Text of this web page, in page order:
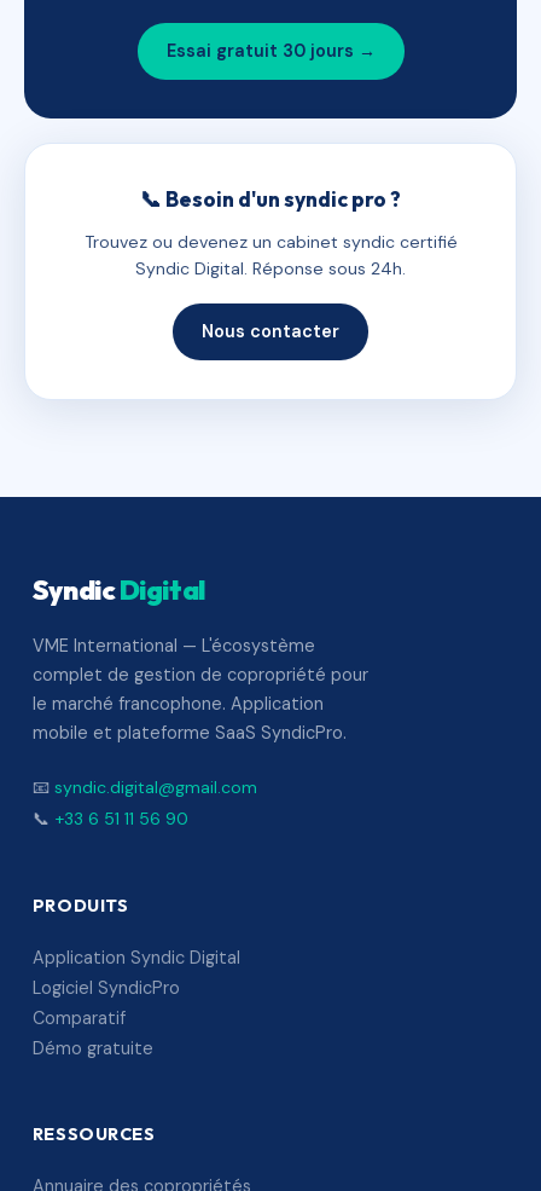
Essai gratuit 30 jours →
📞 Besoin d'un syndic pro ?
Trouvez ou devenez un cabinet syndic certifié
Syndic Digital. Réponse sous 24h.
Nous contacter
SyndicDigital
VME International — L'écosystème
complet de gestion de copropriété pour
le marché francophone. Application
mobile et plateforme SaaS SyndicPro.
📧 syndic.digital@gmail.com
📞 +33 6 51 11 56 90
PRODUITS
Application Syndic Digital
Logiciel SyndicPro
Comparatif
Démo gratuite
RESSOURCES
Annuaire des copropriétés